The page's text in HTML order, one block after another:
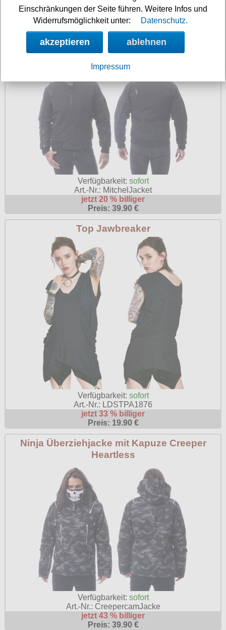
jetzt 25 % billiger
Preis: 29.90 €
Herren Blouson Mitchel Vixxsin
Verfügbarkeit: sofort
Art.-Nr.: MitchelJacket
jetzt 20 % billiger
Preis: 39.90 €
Top Jawbreaker
Verfügbarkeit: sofort
Art.-Nr.: LDSTPA1876
jetzt 33 % billiger
Preis: 19.90 €
Ninja Überziehjacke mit Kapuze Creeper
Heartless
Verfügbarkeit: sofort
Art.-Nr.: CreepercamJacke
jetzt 43 % billiger
Preis: 39.90 €
Einschränkungen der Seite führen. Weitere Infos und
Widerrufsmöglichkeit unter:
Datenschutz.
akzeptieren ablehnen
Impressum